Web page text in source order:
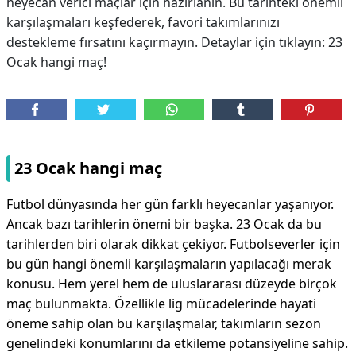
karşılaşmaları keşfederek, favori takımlarınızı
destekleme fırsatını kaçırmayın. Detaylar için tıklayın: 23
Ocak hangi maç!
23 Ocak hangi maç
Futbol dünyasında her gün farklı heyecanlar yaşanıyor.
Ancak bazı tarihlerin önemi bir başka. 23 Ocak da bu
tarihlerden biri olarak dikkat çekiyor. Futbolseverler için
bu gün hangi önemli karşılaşmaların yapılacağı merak
konusu. Hem yerel hem de uluslararası düzeyde birçok
maç bulunmakta. Özellikle lig mücadelerinde hayati
öneme sahip olan bu karşılaşmalar, takımların sezon
genelindeki konumlarını da etkileme potansiyeline sahip.